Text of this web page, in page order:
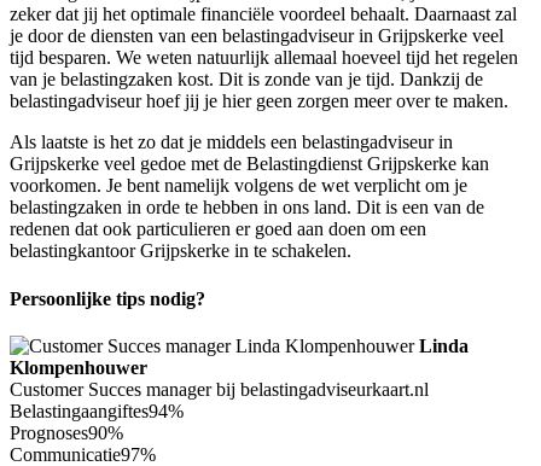
zeker dat jij het optimale financiële voordeel behaalt. Daarnaast zal
je door de diensten van een belastingadviseur in Grijpskerke veel
tijd besparen. We weten natuurlijk allemaal hoeveel tijd het regelen
van je belastingzaken kost. Dit is zonde van je tijd. Dankzij de
belastingadviseur hoef jij je hier geen zorgen meer over te maken.
Als laatste is het zo dat je middels een belastingadviseur in
Grijpskerke veel gedoe met de Belastingdienst Grijpskerke kan
voorkomen. Je bent namelijk volgens de wet verplicht om je
belastingzaken in orde te hebben in ons land. Dit is een van de
redenen dat ook particulieren er goed aan doen om een
belastingkantoor Grijpskerke in te schakelen.
Persoonlijke tips nodig?
Linda
Klompenhouwer
Customer Succes manager bij belastingadviseurkaart.nl
Belastingaangiftes94%
Prognoses90%
Communicatie97%